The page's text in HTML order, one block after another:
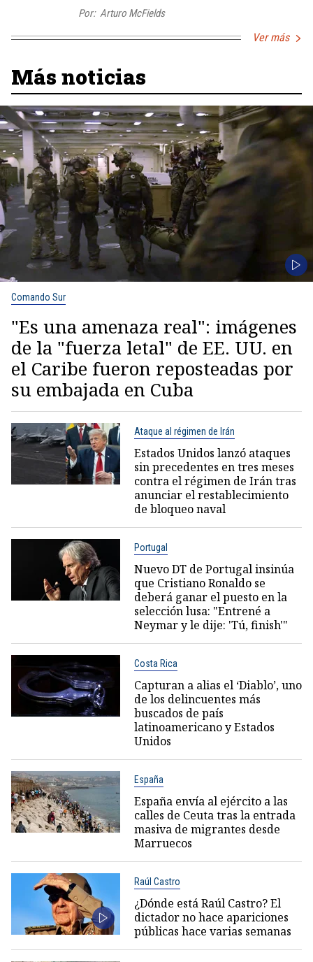
Por: Arturo McFields
Ver más
Más noticias
Comando Sur
"Es una amenaza real": imágenes
de la "fuerza letal" de EE. UU. en
el Caribe fueron reposteadas por
su embajada en Cuba
Ataque al régimen de Irán
Estados Unidos lanzó ataques
sin precedentes en tres meses
contra el régimen de Irán tras
anunciar el restablecimiento
de bloqueo naval
Portugal
Nuevo DT de Portugal insinúa
que Cristiano Ronaldo se
deberá ganar el puesto en la
selección lusa: "Entrené a
Neymar y le dije: 'Tú, finish'"
Costa Rica
Capturan a alias el ‘Diablo’, uno
de los delincuentes más
buscados de país
latinoamericano y Estados
Unidos
España
España envía al ejército a las
calles de Ceuta tras la entrada
masiva de migrantes desde
Marruecos
Raúl Castro
¿Dónde está Raúl Castro? El
dictador no hace apariciones
públicas hace varias semanas